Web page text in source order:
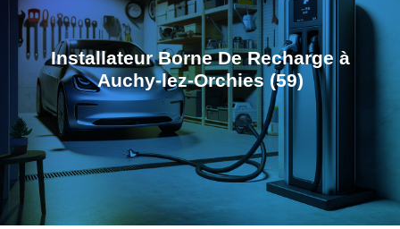
Installateur Borne De Recharge à
Auchy-lez-Orchies (59)